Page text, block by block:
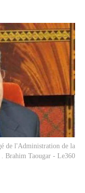
de l'Administration de la
. Brahim Taougar - Le360